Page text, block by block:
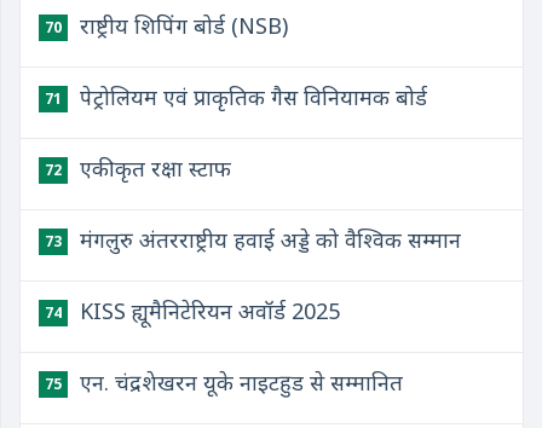
70 राष्ट्रीय शिपिंग बोर्ड (NSB)
71 पेट्रोलियम एवं प्राकृतिक गैस विनियामक बोर्ड
72 एकीकृत रक्षा स्टाफ
73 मंगलुरु अंतरराष्ट्रीय हवाई अड्डे को वैश्विक सम्मान
74 KISS ह्यूमैनिटेरियन अवॉर्ड 2025
75 एन. चंद्रशेखरन यूके नाइटहुड से सम्मानित